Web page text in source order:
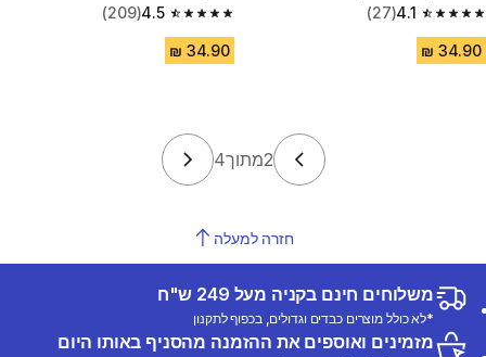
4.1
4.1 out of 5 stars from 27 reviews
(27)
4.5
4.5 out of 5 stars from 209 reviews
(209)
2מתוך4
חזרה למעלה
משלוחים חינם בקניה מעל 249 ש"ח
*לא כולל מוצרים כבדים וגדולים, בכפוף לתקנון
מזמינים ואוספים את ההזמנה מהסניף באותו היום